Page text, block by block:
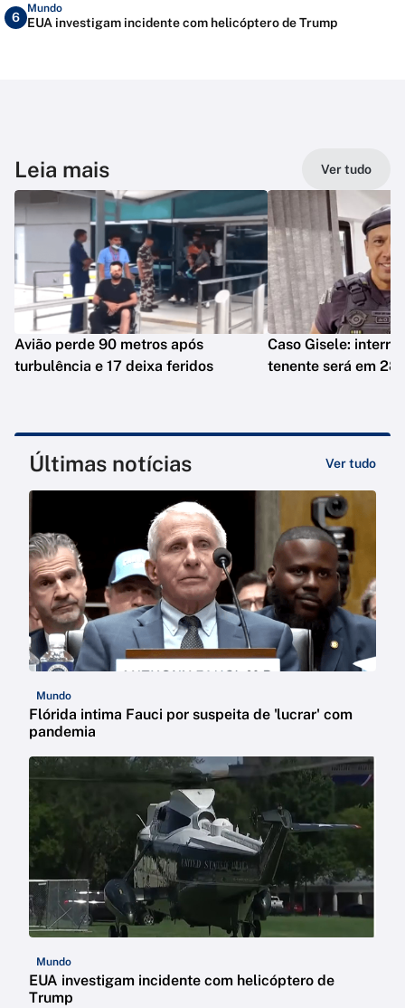
6
Mundo
EUA investigam incidente com helicóptero de Trump
Leia mais Ver tudo
Avião perde 90 metros após
turbulência e 17 deixa feridos
Caso Gisele:
tenente será em 28
Últimas notícias Ver tudo
Mundo
Flórida intima Fauci por suspeita de 'lucrar' com
pandemia
Mundo
EUA investigam incidente com helicóptero de
Trump